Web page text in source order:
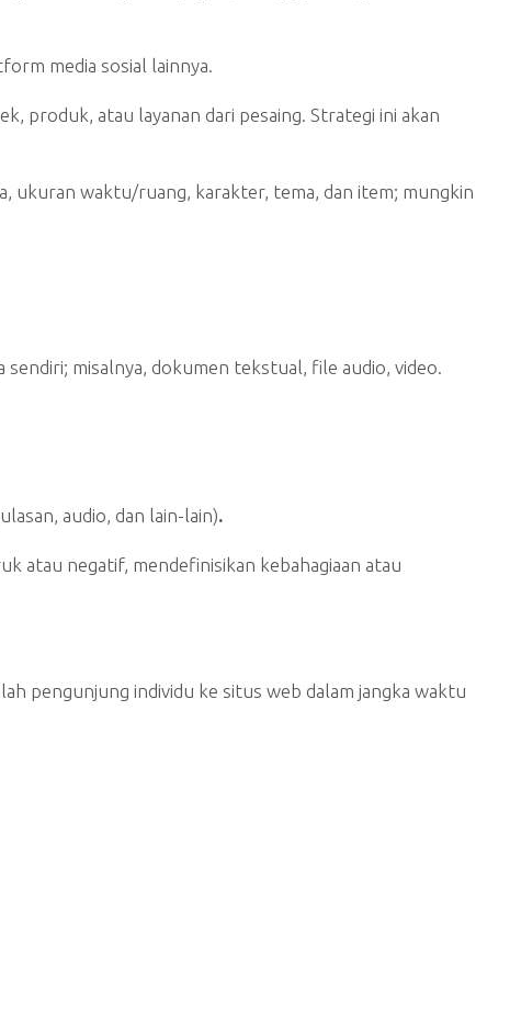
media sosial lainnya.
produk, atau layanan dari pesaing. Strategi ini akan
ukuran waktu/ruang, karakter, tema, dan item; mungkin
misalnya, dokumen tekstual, file audio, video.
audio, dan lain-lain).
atau negatif, mendefinisikan kebahagiaan atau
pengunjung individu ke situs web dalam jangka waktu